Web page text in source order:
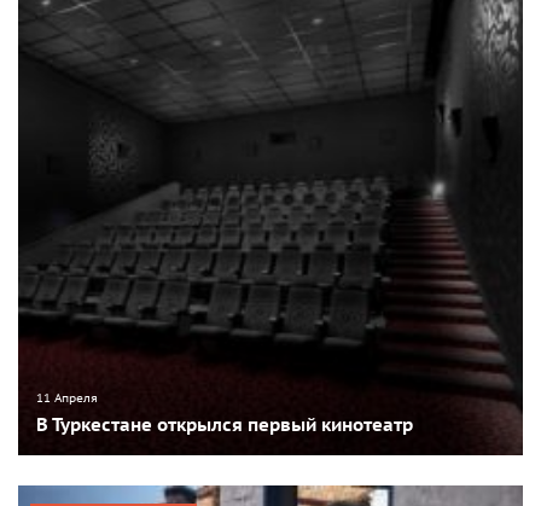
11 Апреля
В Туркестане открылся первый кинотеатр